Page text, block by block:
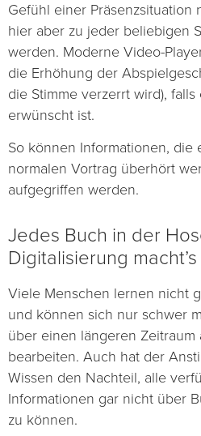
Gefühl einer Präsenzsituation
hier aber zu jeder beliebigen
werden. Moderne Video-
die Erhöhung der
die Stimme verzerrt wird),
erwünscht ist.
So können Informationen, die
normalen Vortrag überhört
aufgegriffen werden.
Jedes Buch in der
Digitalisierung
Viele Menschen lernen nicht
und können sich nur schwer
über einen längeren Zeitraum
bearbeiten. Auch hat der
Wissen den Nachteil, alle
Informationen gar nicht über
zu können.